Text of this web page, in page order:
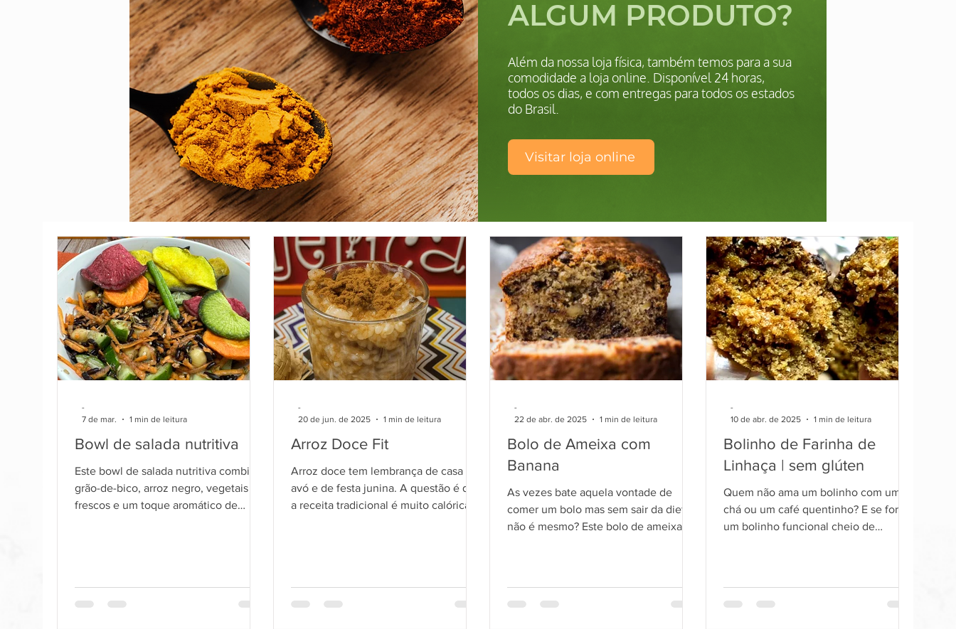
ALGUM PRODUTO?
Além da nossa loja física, também temos para a sua
comodidade a loja online. Disponível 24 horas,
todos os dias, e com entregas para todos os estados
do Brasil.
Visitar loja online
TODOS OS POSTS
Bowl de salada nutritiva
Este bowl de salada nutritiva combina
grão-de-bico, arroz negro, vegetais
frescos e um toque aromático de
-
7 de mar.
1 min de leitura
Arroz Doce Fit
Arroz doce tem lembrança de casa de
avó e de festa junina. A questão é que
a receita tradicional é muito calórica,
-
20 de jun. de 2025
1 min de leitura
Bolo de Ameixa com
Banana
As vezes bate aquela vontade de
comer um bolo mas sem sair da dieta,
não é mesmo? Este bolo de ameixa e
-
22 de abr. de 2025
1 min de leitura
Bolinho de Farinha de
Linhaça | sem glúten
Quem não ama um bolinho com um
chá ou um café quentinho? E se for
um bolinho funcional cheio de
-
10 de abr. de 2025
1 min de leitura